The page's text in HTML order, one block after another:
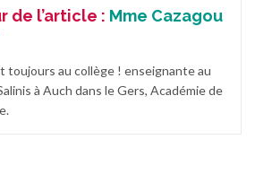
de l’article : Mme Cazagou
toujours au collège ! enseignante au
à Auch dans le Gers, Académie de